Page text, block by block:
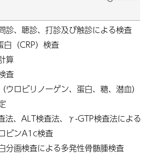
診、聴診、打診及び触診による検査
白（CRP）検査
算
査
ウロビリノーゲン、蛋白、糖、潜血）
法、ALT検査法、γ-GTP検査法による
ビンA1c検査
分画検査による多発性骨髄腫検査